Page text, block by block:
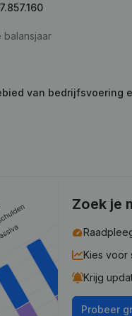
balansjaar
van bedrijfsvoering
Zoek je
Kies voor
Krijg
Probeer